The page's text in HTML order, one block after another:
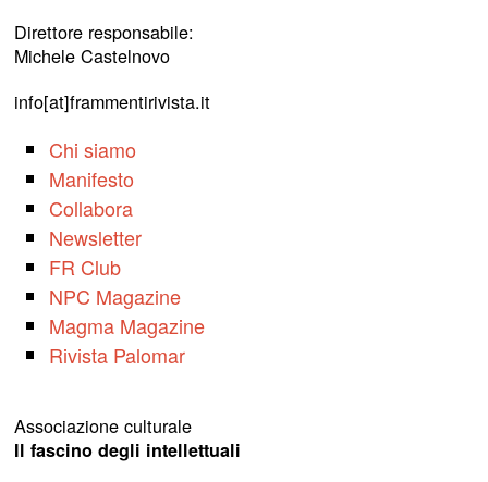
Direttore responsabile:
Michele Castelnovo
info[at]frammentirivista.it
Chi siamo
Manifesto
Collabora
Newsletter
FR Club
NPC Magazine
Magma Magazine
Rivista Palomar
Associazione culturale
Il fascino degli intellettuali